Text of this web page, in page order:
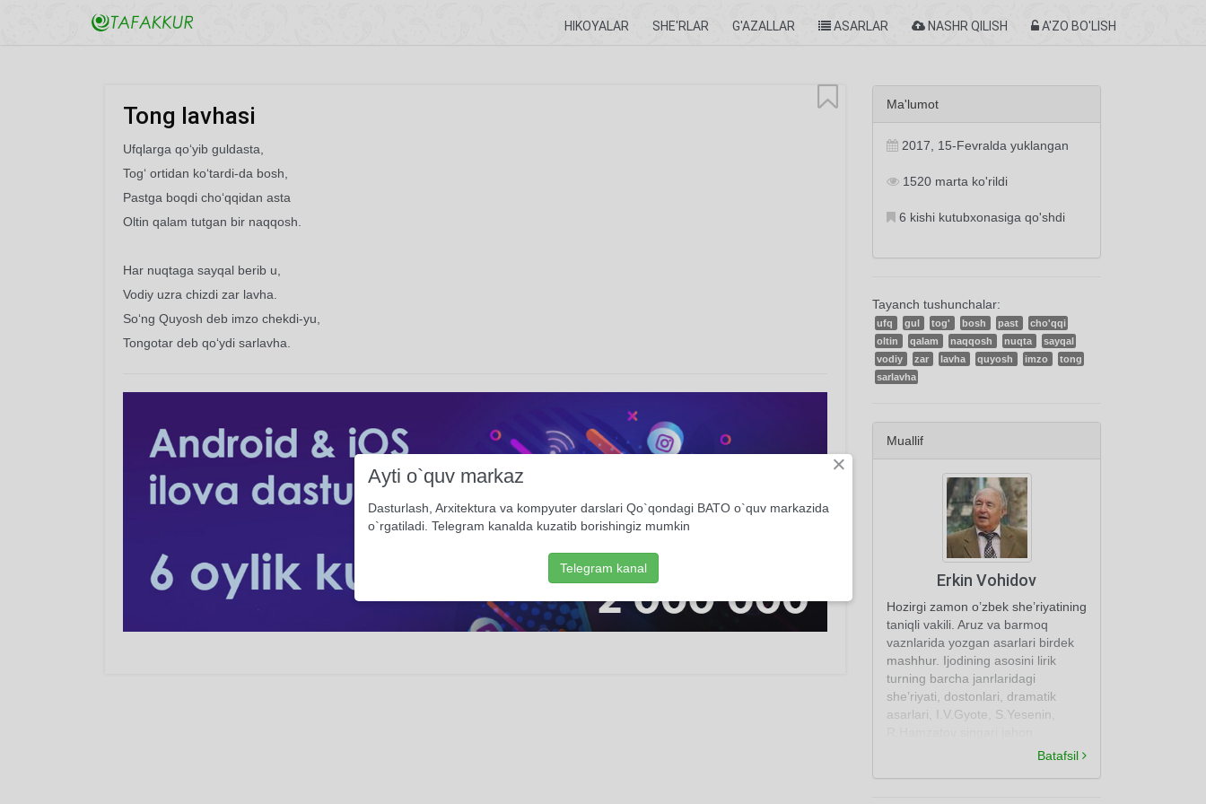
HIKOYALAR SHE'RLAR G'AZALLAR ASARLAR NASHR QILISH A'ZO BO'LISH
Tong lavhasi
Ufqlarga qo‘yib guldasta,
Tog‘ ortidan ko‘tardi-da bosh,
Pastga boqdi cho‘qqidan asta
Oltin qalam tutgan bir naqqosh.
Har nuqtaga sayqal berib u,
Vodiy uzra chizdi zar lavha.
So‘ng Quyosh deb imzo chekdi-yu,
Tongotar deb qo‘ydi sarlavha.
Ma'lumot
2017, 15-Fevralda yuklangan
1520 marta ko'rildi
6 kishi kutubxonasiga qo'shdi
Tayanch tushunchalar:
ufq gul tog' bosh past
cho'qqi
oltin
qalam naqqosh nuqta
sayqal
vodiy
zar lavha quyosh imzo
tong
sarlavha
Muallif
Erkin Vohidov
Hozirgi zamon o’zbek she’riyatining
taniqli vakili. Aruz va barmoq
vaznlarida yozgan asarlari birdek
mashhur. Ijodining asosini lirik
turning barcha janrlaridagi
she’riyati, dostonlari, dramatik
asarlari, I.V.Gyote, S.Yesenin,
Batafsil
×
Ayti o`quv markaz
Dasturlash, Arxitektura va kompyuter darslari Qo`qondagi BATO o`quv markazida
o`rgatiladi. Telegram kanalda kuzatib borishingiz mumkin
Telegram kanal